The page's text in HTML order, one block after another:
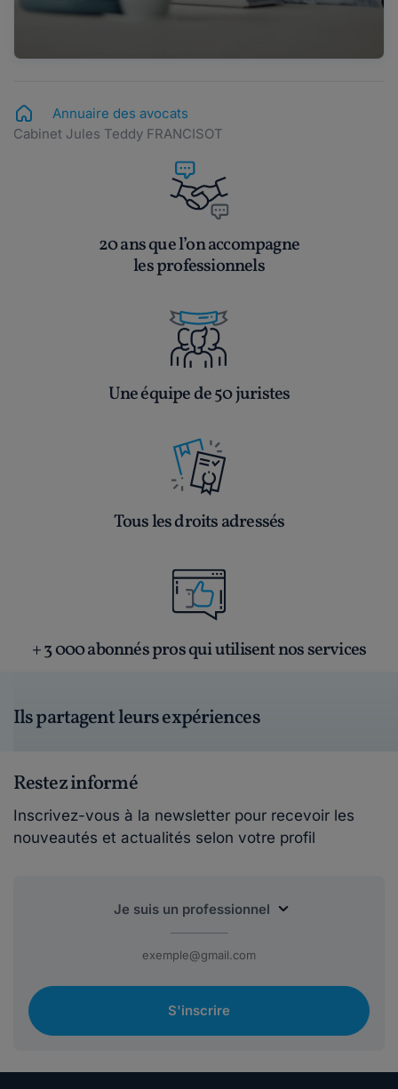
Annuaire des avocats
Cabinet Jules Teddy FRANCISOT
20 ans que l’on accompagne
les professionnels
Une équipe de 50 juristes
Tous les droits adressés
+ 3 000 abonnés pros qui utilisent nos services
Ils partagent leurs expériences
Restez informé
Inscrivez-vous à la newsletter pour recevoir les
nouveautés et actualités selon votre profil
S'inscrire